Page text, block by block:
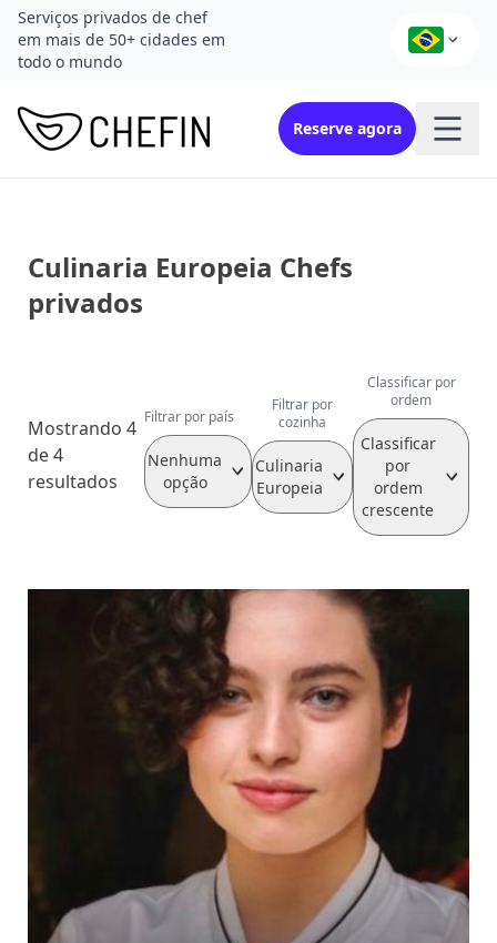
Serviços privados de chef
em mais de 50+ cidades em
todo o mundo
Reserve agora
Culinaria Europeia Chefs
privados
Mostrando 4
de 4
resultados
Filtrar por país
Nenhuma
opção
Filtrar por
cozinha
Culinaria
Europeia
Classificar por
ordem
Classificar
por
ordem
crescente